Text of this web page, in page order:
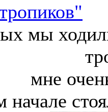
мы
мне
начале